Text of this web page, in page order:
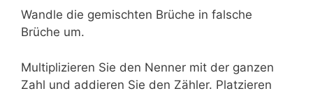
Wandle die gemischten Brüche in falsche
Brüche um.
Multiplizieren Sie den Nenner mit der ganzen
Zahl und addieren Sie den Zähler. Platzieren